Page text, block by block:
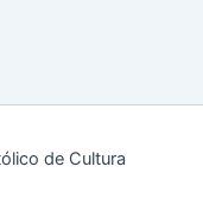
de Cultura